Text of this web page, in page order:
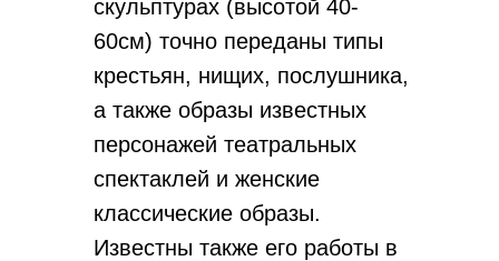
скульптурах (высотой 40-
60см) точно переданы типы
крестьян, нищих, послушника,
а также образы известных
персонажей театральных
спектаклей и женские
классические образы.
Известны также его работы в